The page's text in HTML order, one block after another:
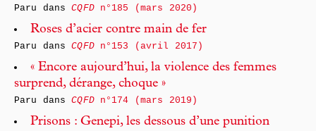
Paru dansCQFDn°185 (mars 2020)
Roses d’acier contre main de fer
Paru dansCQFDn°153 (avril 2017)
« Encore aujourd’hui, la violence des femmes
surprend, dérange, choque »
Paru dansCQFDn°174 (mars 2019)
Prisons : Genepi, les dessous d’une punition